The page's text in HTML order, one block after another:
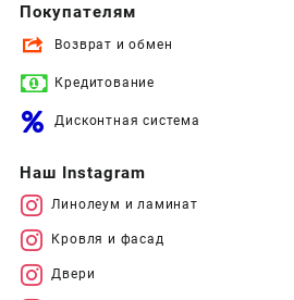
Покупателям
Возврат и обмен
Кредитование
Дисконтная система
Наш Instagram
Линолеум и ламинат
Кровля и фасад
Двери